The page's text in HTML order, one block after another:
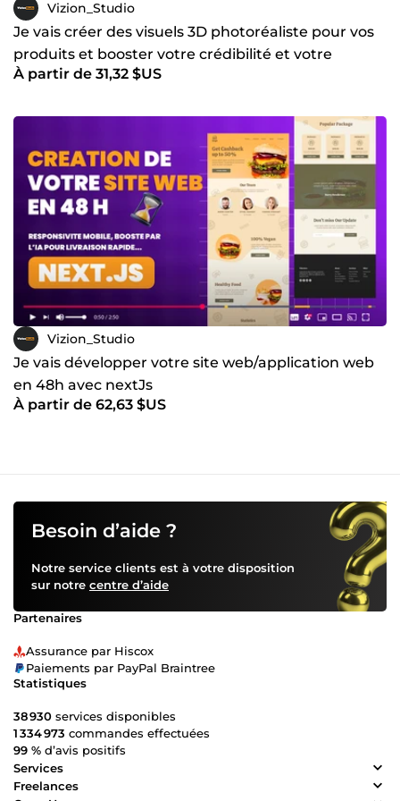
Vizion_Studio
Je vais créer des visuels 3D photoréaliste pour vos
produits et booster votre crédibilité et votre
marketing
À partir de 31,32 $US
Vizion_Studio
Je vais développer votre site web/application web
en 48h avec nextJs
À partir de 62,63 $US
Besoin d’aide ?
Notre service clients est à votre disposition
sur notre centre d’aide
Partenaires
Assurance par Hiscox
Paiements par PayPal Braintree
Statistiques
38 930 services disponibles
1 334 973 commandes effectuées
99 % d’avis positifs
Services
Freelances